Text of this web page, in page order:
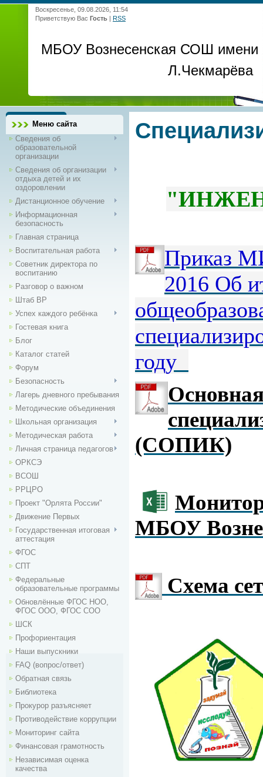
Воскресенье, 09.08.2026, 11:54
Приветствую Вас Гость | RSS
МБОУ Вознесенская СОШ имени
Л.Чекмарёва
Меню сайта
Сведения об
образовательной
организации
Сведения об организации
отдыха детей и их
оздоровлении
Дистанционное обучение
Информационная
безопасность
Главная страница
Воспитательная работа
Советник директора по
воспитанию
Разговор о важном
Штаб ВР
Успех каждого ребёнка
Гостевая книга
Блог
Каталог статей
Форум
Безопасность
Лагерь дневного пребывания
Методические объединения
Школьная организация
Методическая работа
Личная страница педагогов
ОРКСЭ
ВСОШ
РРЦРО
Проект "Орлята России"
Движение Первых
Государственная итоговая
аттестация
ФГОС
СПТ
Федеральные
образовательные программы
Обновлённые ФГОС НОО,
ФГОС ООО, ФГОС СОО
ШСК
Профориентация
Наши выпускники
FAQ (вопрос/ответ)
Обратная связь
Библиотека
Прокурор разъясняет
Противодействие коррупции
Мониторинг сайта
Финансовая грамотность
Независимая оценка
качества
Приказ
2016 Об
году
(СОПИК)
МБОУ
Схема